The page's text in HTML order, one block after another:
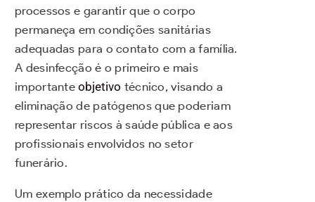
processos e garantir que o corpo
permaneça em condições sanitárias
adequadas para o contato com a família.
A desinfecção é o primeiro e mais
importanteobjetivo técnico, visando a
eliminação de patógenos que poderiam
representar riscos à saúde pública e aos
profissionais envolvidos no setor
funerário.
Um exemplo prático da necessidade